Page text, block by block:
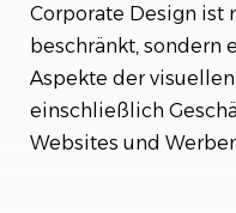
Corporate Design ist
beschränkt, sondern
Aspekte der
einschließlich
Websites und